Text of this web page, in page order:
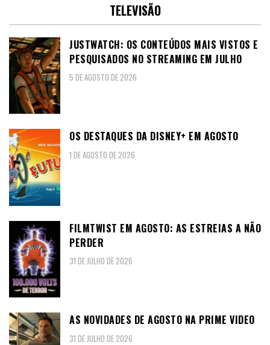
TELEVISÃO
JUSTWATCH: OS CONTEÚDOS MAIS VISTOS E
PESQUISADOS NO STREAMING EM JULHO
5 DE AGOSTO DE 2026
OS DESTAQUES DA DISNEY+ EM AGOSTO
1 DE AGOSTO DE 2026
FILMTWIST EM AGOSTO: AS ESTREIAS A NÃO
PERDER
31 DE JULHO DE 2026
AS NOVIDADES DE AGOSTO NA PRIME VIDEO
31 DE JULHO DE 2026